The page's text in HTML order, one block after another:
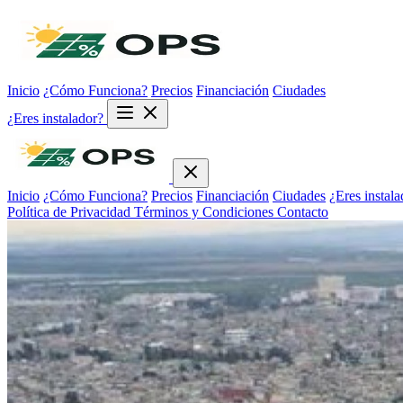
Inicio ¿Cómo Funciona? Precios Financiación Ciudades
¿Eres instalador?
Inicio ¿Cómo Funciona? Precios Financiación Ciudades ¿Eres
Política de Privacidad Términos y Condiciones Contacto